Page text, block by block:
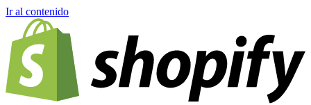
Ir al contenido